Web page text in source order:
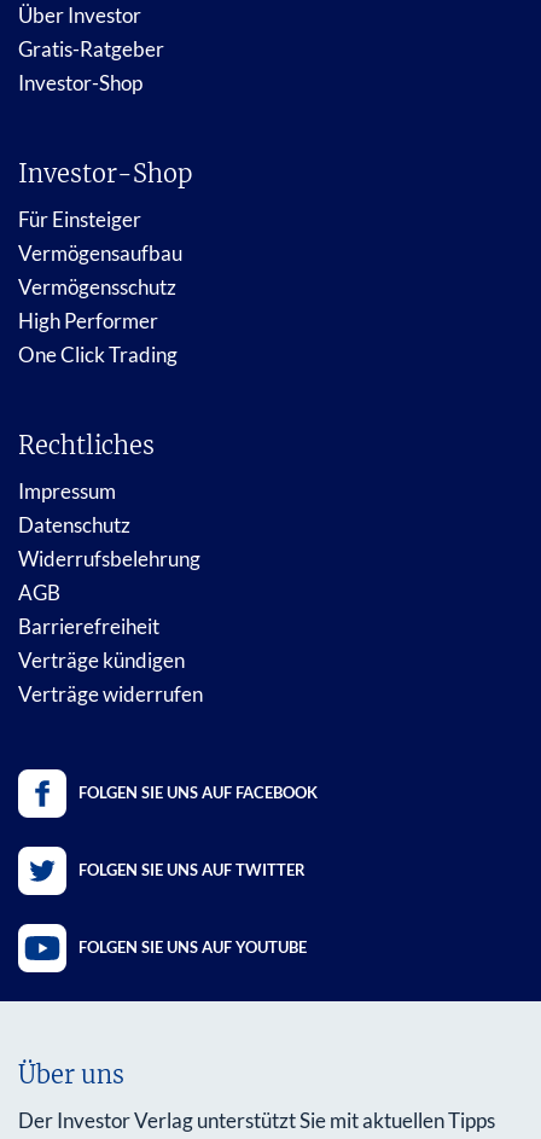
Über Investor
Gratis-Ratgeber
Investor-Shop
Investor-Shop
Für Einsteiger
Vermögensaufbau
Vermögensschutz
High Performer
One Click Trading
Rechtliches
Impressum
Datenschutz
Widerrufsbelehrung
AGB
Barrierefreiheit
Verträge kündigen
Verträge widerrufen
FOLGEN SIE UNS AUF FACEBOOK
FOLGEN SIE UNS AUF TWITTER
FOLGEN SIE UNS AUF YOUTUBE
Über uns
Der Investor Verlag unterstützt Sie mit aktuellen Tipps